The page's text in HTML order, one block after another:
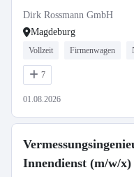
Dirk Rossmann GmbH
Magdeburg
Vollzeit Firmenwagen
7
01.08.2026
Innendienst (m/w/x)